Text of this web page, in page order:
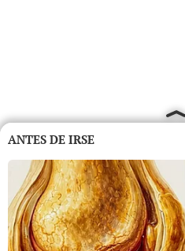
ANTES DE IRSE